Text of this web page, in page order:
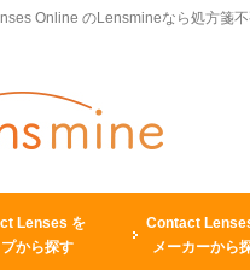
Online のLensmineなら処方箋
Lenses を
から探す
Contact
メーカーから